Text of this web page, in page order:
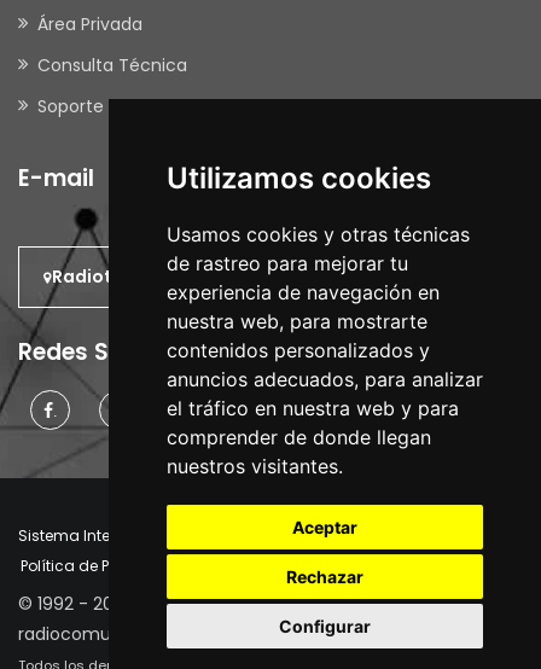
Utilizamos cookies
Usamos cookies y otras técnicas
de rastreo para mejorar tu
experiencia de navegación en
nuestra web, para mostrarte
contenidos personalizados y
anuncios adecuados, para analizar
el tráfico en nuestra web y para
comprender de donde llegan
nuestros visitantes.
Aceptar
Rechazar
Configurar
Área Privada
Consulta Técnica
Soporte Remoto
E-mail
Radiotrans: En el Mundo.
Redes Sociales
. .
Sistema Interno de Información
Aviso Legal
Política de Privacidad
Política de Cookies
© 1992 - 2026 | Radiotrans - Ingeniería y suministro de
radiocomunicaciones